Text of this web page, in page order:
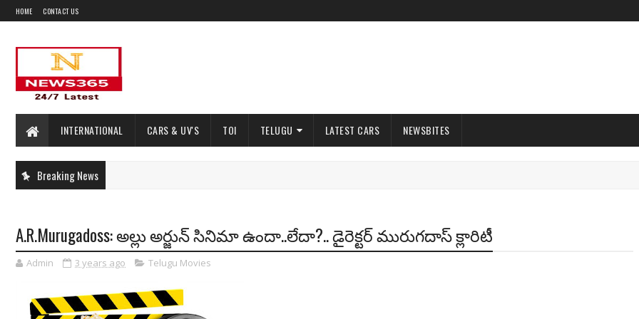
HOME CONTACT US
INTERNATIONAL CARS & UV'S TOI TELUGU LATEST CARS NEWSBITES
Breaking News
A.R.Murugadoss: అల్లు అర్జున్ సినిమా ఉందా..లేదా?.. డైరెక్ట‌ర్ మురుగ‌దాస్ క్లారిటీ
Admin 3 years ago Telugu Movies